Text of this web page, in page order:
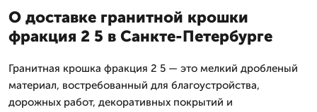
О доставке гранитной крошки
фракция 2 5 в Санкте-Петербурге
Гранитная крошка фракция 2 5 — это мелкий дробленый
материал, востребованный для благоустройства,
дорожных работ, декоративных покрытий и